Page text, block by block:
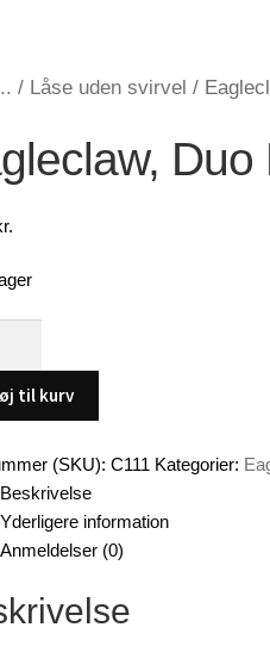
/ Låse uden svirvel /
til kurv
(SKU): C111 Kategorier:
Beskrivelse
Yderligere information
Anmeldelser (0)